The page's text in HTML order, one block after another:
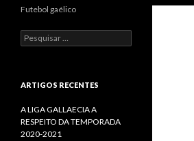
Futebol gaélico
Pesquisar
por:
ARTIGOS RECENTES
A LIGA GALLAECIA A
RESPEITO DA TEMPORADA
2020-2021